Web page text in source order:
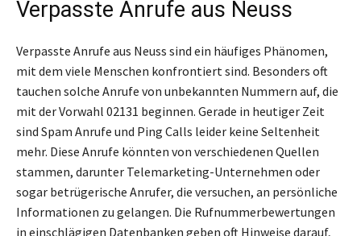
Verpasste Anrufe aus Neuss
Verpasste Anrufe aus Neuss sind ein häufiges Phänomen,
mit dem viele Menschen konfrontiert sind. Besonders oft
tauchen solche Anrufe von unbekannten Nummern auf, die
mit der Vorwahl 02131 beginnen. Gerade in heutiger Zeit
sind Spam Anrufe und Ping Calls leider keine Seltenheit
mehr. Diese Anrufe könnten von verschiedenen Quellen
stammen, darunter Telemarketing-Unternehmen oder
sogar betrügerische Anrufer, die versuchen, an persönliche
Informationen zu gelangen. Die Rufnummerbewertungen
in einschlägigen Datenbanken geben oft Hinweise darauf,